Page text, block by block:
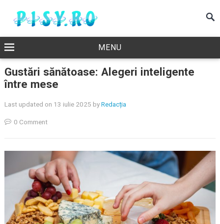
MENU
Gustări sănătoase: Alegeri inteligente
între mese
Last updated on 13 iulie 2025 byRedacția
0 Comment